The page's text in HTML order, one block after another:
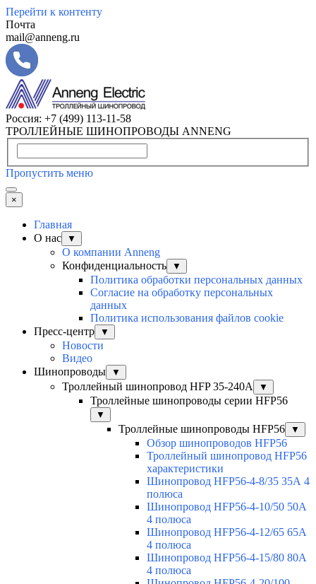
Перейти к контенту
Почта
mail@anneng.ru
Россия: +7 (499) 113-11-58
ТРОЛЛЕЙНЫЕ ШИНОПРОВОДЫ ANNENG
Пропустить меню
×
Главная
О нас
▼
О компании Anneng
Конфиденциальность
▼
Политика обработки персональных данных
Согласие на обработку персональных
данных
Политика использования файлов cookie
Пресс-центр
▼
Новости
Видео
Шинопроводы
▼
Троллейный шинопровод HFP 35-240А ▼
Троллейные шинопроводы серии HFP56
▼
Троллейные шинопроводы HFP56 ▼
Обзор шинопроводов HFP56
Троллейный шинопровод HFP56
характеристики
Шинопровод HFP56-4-8/35 35А 4
полюса
Шинопровод HFP56-4-10/50 50А
4 полюса
Шинопровод HFP56-4-12/65 65А
4 полюса
Шинопровод HFP56-4-15/80 80А
4 полюса